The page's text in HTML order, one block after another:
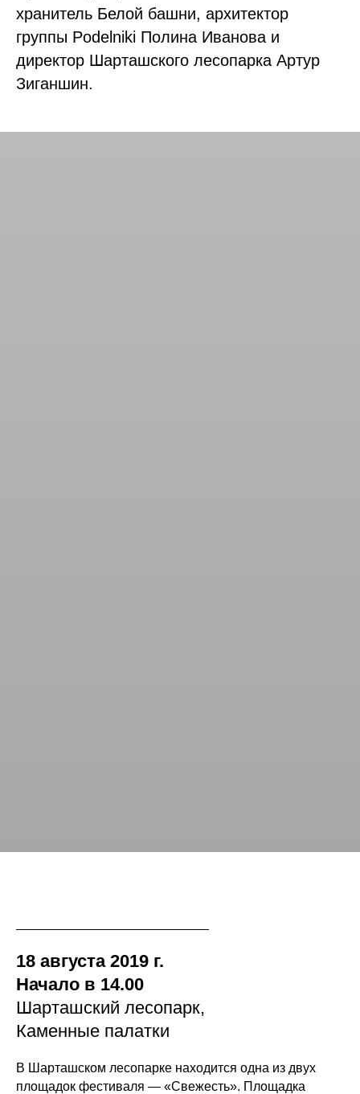
хранитель Белой башни, архитектор
группы Podelniki Полина Иванова и
директор Шарташского лесопарка Артур
Зиганшин.
18 августа 2019 г.
Начало в 14.00
Шарташский лесопарк,
Каменные палатки
В Шарташском лесопарке находится одна из двух
площадок фестиваля — «Свежесть». Площадка